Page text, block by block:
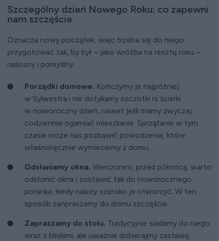
Szczególny dzień Nowego Roku: co zapewni
nam szczęście
Oznacza nowy początek, więc trzeba się do niego
przygotować tak, by był – jako wróżba na resztę roku –
radosny i pomyślny.
Porządki domowe. Kończymy je najpóźniej
w Sylwestra i nie dotykamy szczotki ni ścierki
w noworoczny dzień, nawet jeśli mamy zwyczaj
codziennie ogarniać mieszkanie. Sprzątanie w tym
czasie może nas pozbawić powodzenia, które
własnoręcznie wymieciemy z domu.
Odsłaniamy okna. Wieczorem, przed północą, warto
odsłonić okna i zostawić tak do noworocznego
poranka, kiedy należy szeroko je otworzyć. W ten
sposób zanpraszamy do domu szczęście.
Zapraszamy do stołu. Tradycyjnie siadamy do niego
wraz z bliskimi, ale uważnie dobierajmy zastawę.